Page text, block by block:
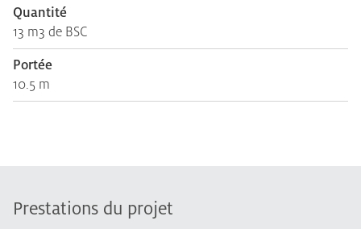
Quantité
13 m3 de BSC
Portée
10.5 m
Prestations du projet